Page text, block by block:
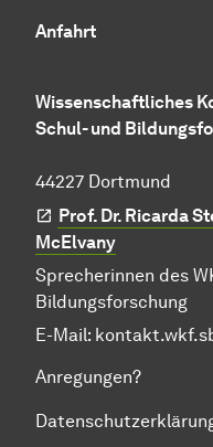
Anfahrt
Wissenschaftliches
Schul- und
44227 Dortmund
Prof. Dr. Ricarda
McElvany
Sprecherinnen des
Bildungsforschung
E-Mail:
Anregungen?